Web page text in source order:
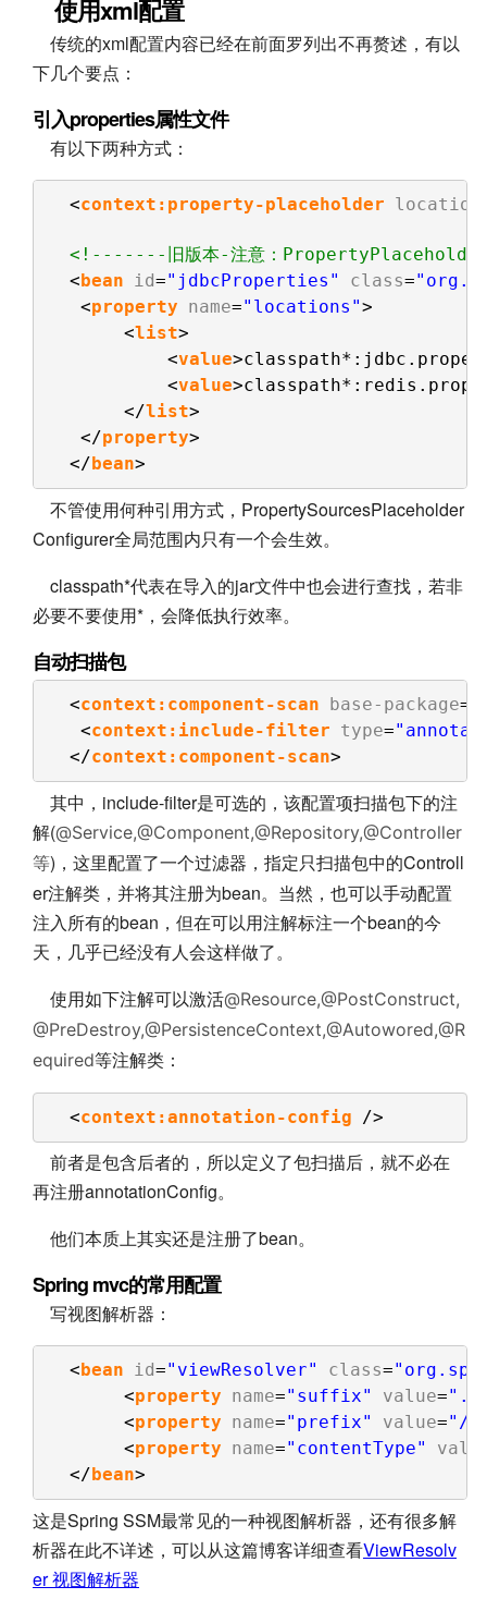
使用xml配置
传统的xml配置内容已经在前面罗列出不再赘述，有以
下几个要点：
引入properties属性文件
有以下两种方式：
<context:property-placeholder location
<!-------旧版本-注意：
<bean id="jdbcProperties" class=
<property name="locations">
<list>
<value
<value
</list>
</property>
</bean>
不管使用何种引用方式，PropertySourcesPlaceholder
Configurer全局范围内只有一个会生效。
classpath*代表在导入的jar文件中也会进行查找，若非
必要不要使用*，会降低执行效率。
自动扫描包
<context:component-scan base-package=
<context:include-filter type=
</context:component-scan>
其中，include-filter是可选的，该配置项扫描包下的注
解(@Service,@Component,@Repository,@Controller
等)，这里配置了一个过滤器，指定只扫描包中的Controll
er注解类，并将其注册为bean。当然，也可以手动配置
注入所有的bean，但在可以用注解标注一个bean的今
天，几乎已经没有人会这样做了。
使用如下注解可以激活@Resource,@PostConstruct,
@PreDestroy,@PersistenceContext,@Autowored,@R
equired等注解类：
<context:annotation-config />
前者是包含后者的，所以定义了包扫描后，就不必在
再注册annotationConfig。
他们本质上其实还是注册了bean。
Spring mvc的常用配置
写视图解析器：
<bean id="viewResolver" class=
<property name="suffix" value=
<property name="prefix" value="/
<property name="contentType"
</bean>
这是Spring SSM最常见的一种视图解析器，还有很多解
析器在此不详述，可以从这篇博客详细查看ViewResolv
er 视图解析器